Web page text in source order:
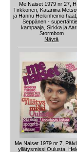
Me Naiset 1979 nr 27,
Tirkkonen, Katariina
ja Hannu Heikinheimo
Seppänen -
kampaaja, Sirkka ja
Stormbom
Näytä
Me Naiset 1979 nr 7,
yllätysmissi Oulusta,